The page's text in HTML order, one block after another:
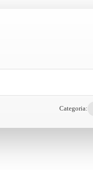
Categoria: